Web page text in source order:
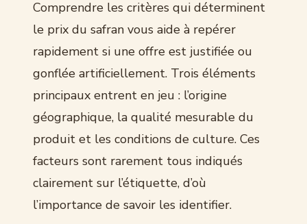
Comprendre les critères qui déterminent
le prix du safran vous aide à repérer
rapidement si une offre est justifiée ou
gonflée artificiellement. Trois éléments
principaux entrent en jeu : l’origine
géographique, la qualité mesurable du
produit et les conditions de culture. Ces
facteurs sont rarement tous indiqués
clairement sur l’étiquette, d’où
l’importance de savoir les identifier.